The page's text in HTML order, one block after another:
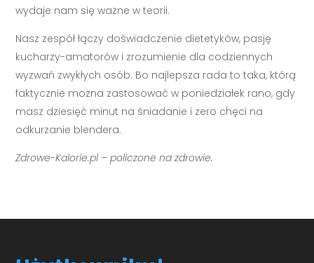
wydaje nam się ważne w teorii.
Nasz zespół łączy doświadczenie dietetyków, pasję
kucharzy-amatorów i zrozumienie dla codziennych
wyzwań zwykłych osób. Bo najlepsza rada to taka, którą
faktycznie można zastosować w poniedziałek rano, gdy
masz dziesięć minut na śniadanie i zero chęci na
odkurzanie blendera.
Zdrowe-Kalorie.pl – policzone na zdrowie.